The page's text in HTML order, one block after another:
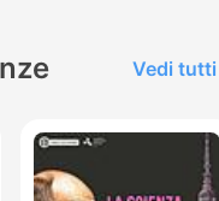
Vedi tutti